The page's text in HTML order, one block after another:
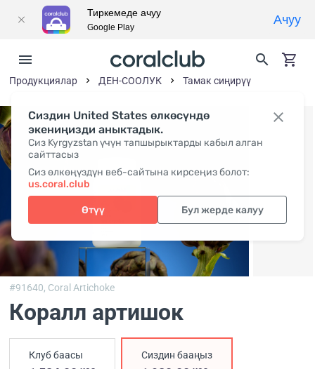
Сиздин United States өлкөсүндө
экениңизди аныктадык.
Сиз Kyrgyzstan үчүн тапшырыктарды кабыл алган
сайттасыз
Сиз өлкөңүздүн веб-сайтына кирсеңиз болот:
us.coral.club
Өтүү Бул жерде калуу
Продукциялар ДЕН-СООЛУК Тамак сиңирүү
#91640, Coral Artichoke
Коралл артишок
Клуб баасы Сиздин бааңыз
Тиркемеде ачуу
Google Play
Ачуу